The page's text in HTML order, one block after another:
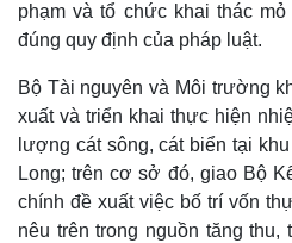
phạm và tổ chức khai thác
đúng quy định của pháp luật.
Bộ Tài nguyên và Môi trường
xuất và triển khai thực hiện
lượng cát sông, cát biển tại
Long; trên cơ sở đó, giao Bộ
chính đề xuất việc bố trí vốn
nêu trên trong nguồn tăng thu,